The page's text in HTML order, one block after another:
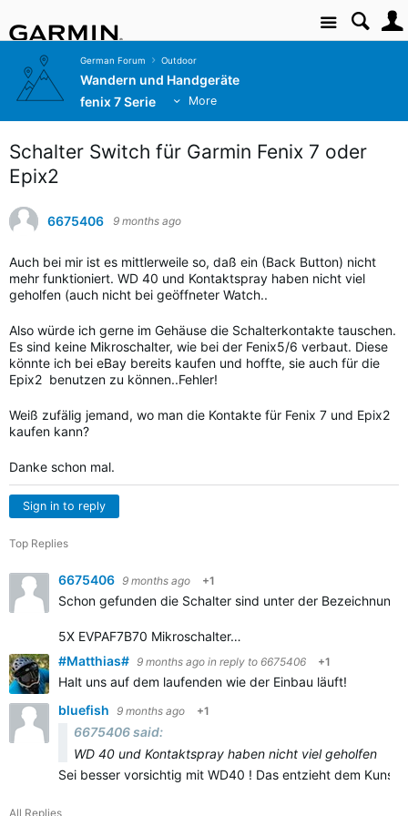
Site
German Forum Outdoor
Wandern und Handgeräte
fenix 7 Serie
More
Schalter Switch für Garmin Fenix 7 oder
Epix2
6675406 9 months ago
Auch bei mir ist es mittlerweile so, daß ein (Back Button) nicht
mehr funktioniert. WD 40 und Kontaktspray haben nicht viel
geholfen (auch nicht bei geöffneter Watch..
Also würde ich gerne im Gehäuse die Schalterkontakte tauschen.
Es sind keine Mikroschalter, wie bei der Fenix5/6 verbaut. Diese
könnte ich bei eBay bereits kaufen und hoffte, sie auch für die
Epix2 benutzen zu können..Fehler!
Weiß zufälig jemand, wo man die Kontakte für Fenix 7 und Epix2
kaufen kann?
Danke schon mal.
Sign in to reply
Top Replies
6675406 9 months ago +1
Schon gefunden die Schalter sind unter der
5X EVPAF7B70 Mikroschalter…
#Matthias# 9 months ago in reply to 6675406 +1
Halt uns auf dem laufenden wie der Einbau läuft!
bluefish 9 months ago +1
6675406 said:
WD 40 und Kontaktspray haben nicht viel geholfen
Sei besser vorsichtig mit WD40 ! Das entzieht dem
All Replies